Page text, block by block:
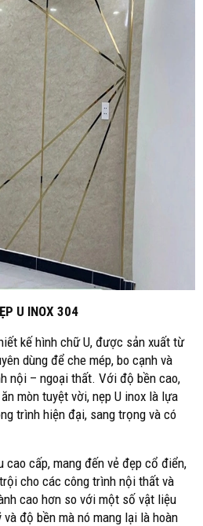
U INOX 304
kế hình chữ U, được sản xuất từ
dùng để che mép, bo cạnh và
nội – ngoại thất. Với độ bền cao,
mòn tuyệt vời, nẹp U inox là lựa
trình hiện đại, sang trọng và có
cấp, mang đến vẻ đẹp cổ điển,
cho các công trình nội thất và
cao hơn so với một số vật liệu
độ bền mà nó mang lại là hoàn